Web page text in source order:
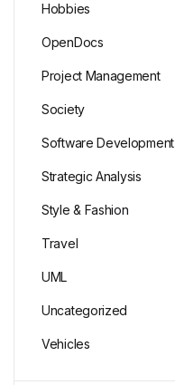
Hobbies
OpenDocs
Project Management
Society
Software Development
Strategic Analysis
Style & Fashion
Travel
UML
Uncategorized
Vehicles